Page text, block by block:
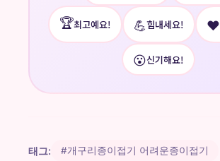
🏆최고예요! 💪힘내세요! ❤️
😮신기해요!
태그: #개구리종이접기 어려운종이접기